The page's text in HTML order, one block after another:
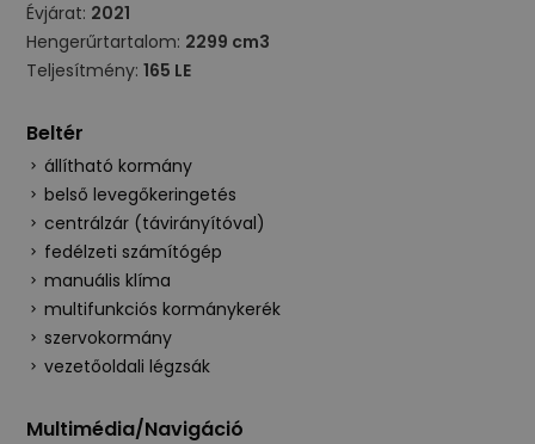
Évjárat: 2021
Hengerűrtartalom: 2299 cm3
Teljesítmény:165 LE
Beltér
állítható kormány
belső levegőkeringetés
centrálzár (távirányítóval)
fedélzeti számítógép
manuális klíma
multifunkciós kormánykerék
szervokormány
vezetőoldali légzsák
Multimédia/Navigáció